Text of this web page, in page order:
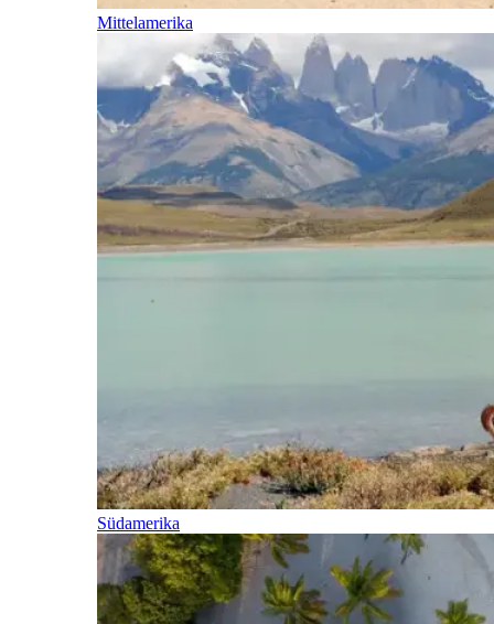
Mittelamerika
Südamerika